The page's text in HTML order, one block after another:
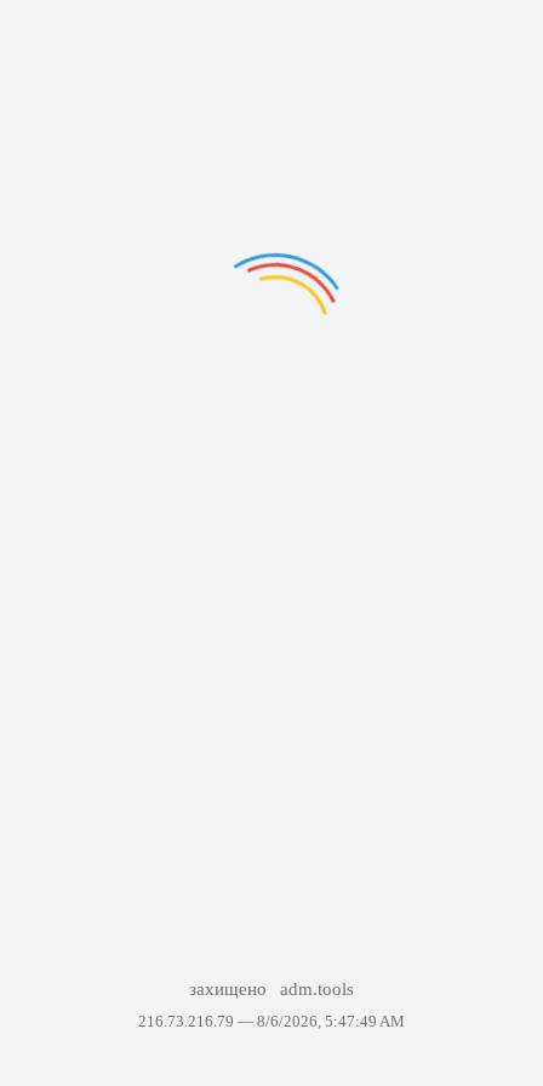
захищено adm.tools
216.73.216.79 — 8/6/2026, 5:47:49 AM